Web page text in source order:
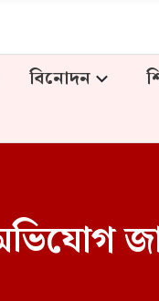
বিনোদন